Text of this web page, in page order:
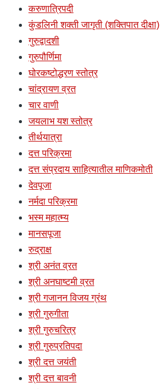
करुणात्रिपदी
कुंडलिनी शक्ती जागृती (शक्तिपात दीक्षा)
गुरुद्वादशी
गुरुपौर्णिमा
घोरकष्टोद्धरण स्तोत्र
चांद्रायण व्रत
चार वाणी
जयलाभ यश स्तोत्र
तीर्थयात्रा
दत्त परिक्रमा
दत्त संप्रदाय साहित्यातील माणिकमोती
देवपूजा
नर्मदा परिक्रमा
भस्म महात्म्य
मानसपूजा
रुद्राक्ष
श्री अनंत व्रत
श्री अनघाष्टमी व्रत
श्री गजानन विजय ग्रंथ
श्री गुरुगीता
श्री गुरुचरित्र
श्री गुरुप्रतिपदा
श्री दत्त जयंती
श्री दत्त बावनी